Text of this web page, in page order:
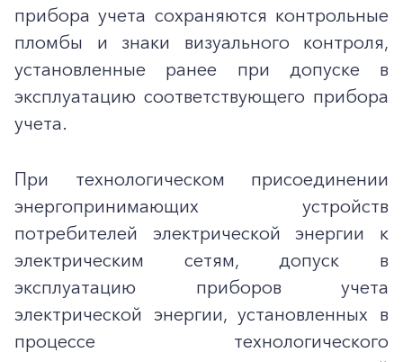
прибора учета сохраняются контрольные
пломбы и знаки визуального контроля,
установленные ранее при допуске в
эксплуатацию соответствующего прибора
учета.
При технологическом присоединении
энергопринимающих устройств
потребителей электрической энергии к
электрическим сетям, допуск в
эксплуатацию приборов учета
электрической энергии, установленных в
процессе технологического